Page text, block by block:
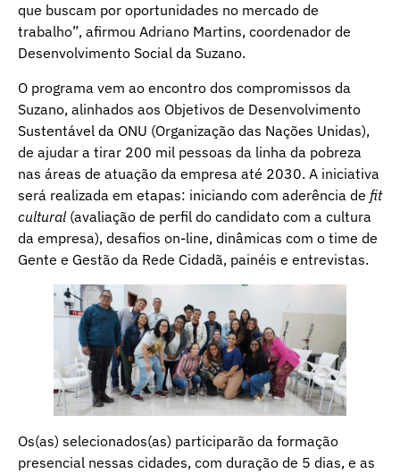
que buscam por oportunidades no mercado de
trabalho”, afirmou Adriano Martins, coordenador de
Desenvolvimento Social da Suzano.
O programa vem ao encontro dos compromissos da
Suzano, alinhados aos Objetivos de Desenvolvimento
Sustentável da ONU (Organização das Nações Unidas),
de ajudar a tirar 200 mil pessoas da linha da pobreza
nas áreas de atuação da empresa até 2030. A iniciativa
será realizada em etapas: iniciando com aderência de fit
cultural (avaliação de perfil do candidato com a cultura
da empresa), desafios on-line, dinâmicas com o time de
Gente e Gestão da Rede Cidadã, painéis e entrevistas.
Os(as) selecionados(as) participarão da formação
presencial nessas cidades, com duração de 5 dias, e as